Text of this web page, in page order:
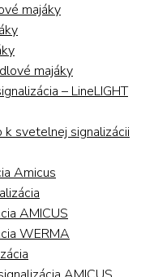
majáky
majáky
– LineLIGHT
k svetelnej signalizácii
Amicus
AMICUS
WERMA